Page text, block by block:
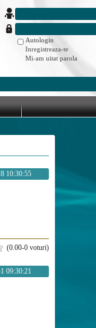
Autologin
Inregistreaza-te
Mi-am uitat parola
10:30:55
(0.00-0 voturi)
09:30:21